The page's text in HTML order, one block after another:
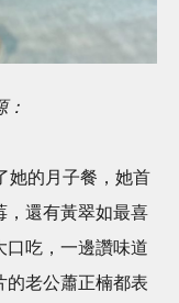
她的月子餐，她首
，還有黃翠如最喜
口吃，一邊讚味道
的老公蕭正楠都表